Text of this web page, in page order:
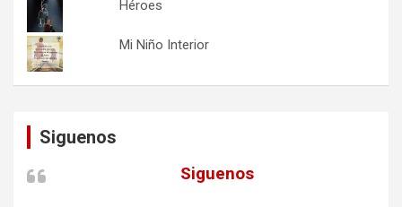
Héroes
Mi Niño Interior
Siguenos
Siguenos